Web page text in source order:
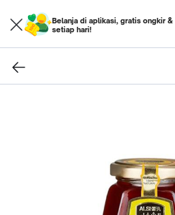
Belanja di aplikasi, gratis ongkir
setiap hari!